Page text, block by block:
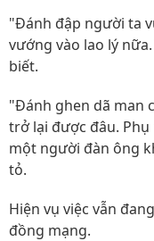
"Đánh đập người ta
vướng vào lao lý
biết.
"Đánh ghen dã man
trở lại được đâu.
một người đàn ông
tỏ.
Hiện vụ việc vẫn
đồng mạng.